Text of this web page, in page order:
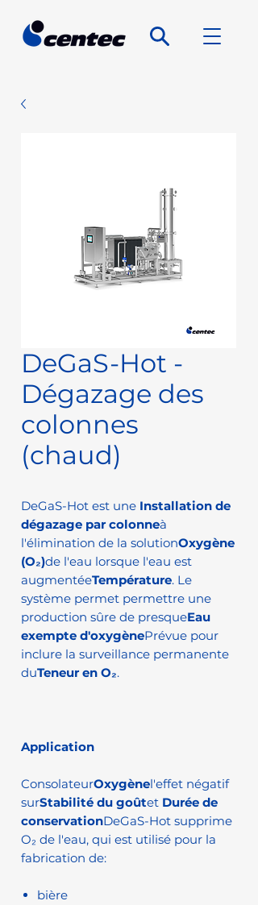
DeGaS-Hot -
Dégazage des
colonnes
(chaud)
DeGaS-Hot est une Installation de
dégazage par colonneà
l'élimination de la solutionOxygène
(O₂)de l'eau lorsque l'eau est
augmentéeTempérature. Le
système permet permettre une
production sûre de presqueEau
exempte d'oxygènePrévue pour
inclure la surveillance permanente
duTeneur en O₂.
Application
ConsolateurOxygènel'effet négatif
surStabilité du goûtet Durée de
conservationDeGaS-Hot supprime
O₂ de l'eau, qui est utilisé pour la
fabrication de:
bière